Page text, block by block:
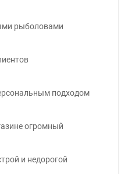
рыболовами
подходом
огромный
и недорогой